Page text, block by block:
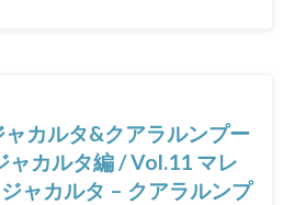
カルタ&クアラルンプー
ャカルタ編 / Vol.11 マレ
ャカルタ – クアラルンプ